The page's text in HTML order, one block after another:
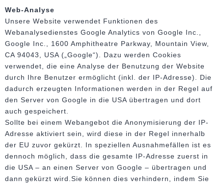
Web-Analyse
Unsere Website verwendet Funktionen des
Webanalysedienstes Google Analytics von Google Inc.,
Google Inc., 1600 Amphitheatre Parkway, Mountain View,
CA 94043, USA („Google“). Dazu werden Cookies
verwendet, die eine Analyse der Benutzung der Website
durch Ihre Benutzer ermöglicht (inkl. der IP-Adresse). Die
dadurch erzeugten Informationen werden in der Regel auf
den Server von Google in die USA übertragen und dort
auch gespeichert.
Sollte bei einem Webangebot die Anonymisierung der IP-
Adresse aktiviert sein, wird diese in der Regel innerhalb
der EU zuvor gekürzt. In speziellen Ausnahmefällen ist es
dennoch möglich, dass die gesamte IP-Adresse zuerst in
die USA – an einen Server von Google – übertragen und
dann gekürzt wird.Sie können dies verhindern, indem Sie